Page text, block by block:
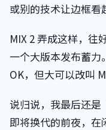
或别的技术让边框看
MIX 2 弄成这样，
一个大版本发布蓄
OK，但大可以改叫
说归说，我最后还
即将换代的前夜，